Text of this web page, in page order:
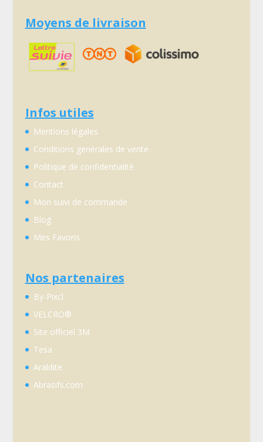
Moyens de livraison
Infos utiles
Mentions légales
Conditions genérales de vente
Politique de confidentialité
Contact
Mon suivi de commande
Blog
Mes Favoris
Nos partenaires
By-Pixcl
VELCRO®
Site officiel 3M
Tesa
Araldite
Abrasifs.com